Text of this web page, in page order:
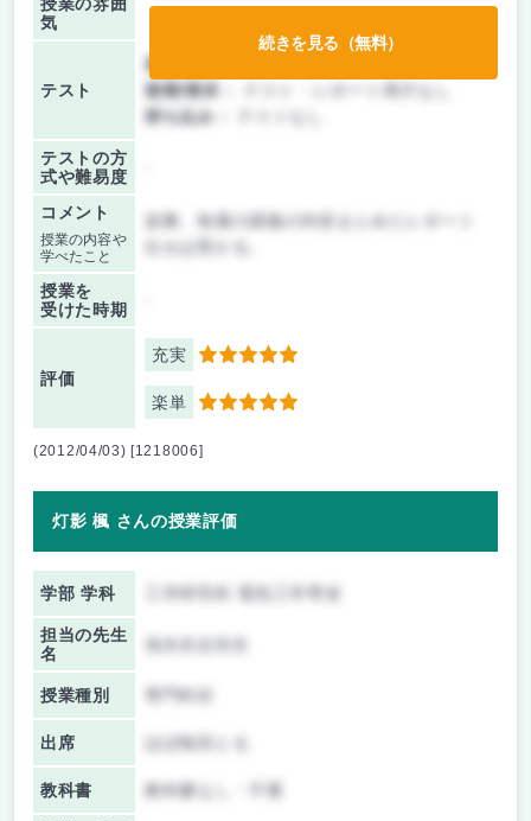
気
テスト
前期/中間：
後期/期末：
持ち込み：
テストの方
式や難易度
コメント
授業の内容や
学べたこと
楽勝。毎週の講義の内容まとめたレポート
授業を
受けた時期
評価
充実 5
楽単 5
続きを見る（無料）
(2012/04/03) [1218006]
灯影 楓 さんの授業評価
学部 学科
担当の先生
名
授業種別
出席 ほぼ毎回とる
教科書 教科書なし・不要